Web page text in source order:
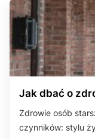
Jak dbać o
Zdrowie osób
czynników: stylu